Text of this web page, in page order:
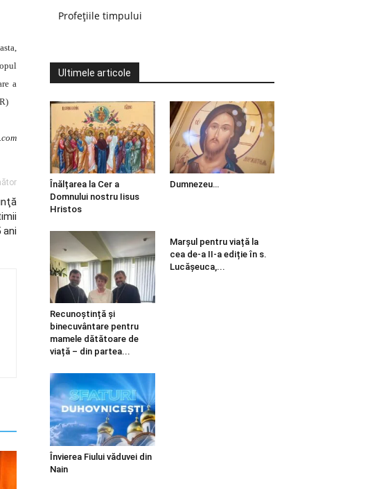
a
ani
Profețiile timpului
Ultimele articole
Înălțarea la Cer a
Domnului nostru Iisus
Hristos
Dumnezeu…
Recunoștință și
binecuvântare pentru
mamele dătătoare de
viață – din partea...
Marșul pentru viață la
cea de-a II-a ediție în s.
Lucășeuca,...
Învierea Fiului văduvei din
Nain